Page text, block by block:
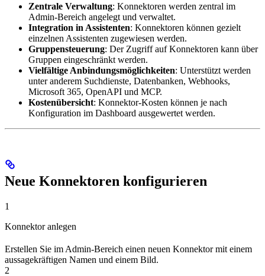
Zentrale Verwaltung: Konnektoren werden zentral im
Admin-Bereich angelegt und verwaltet.
Integration in Assistenten: Konnektoren können gezielt
einzelnen Assistenten zugewiesen werden.
Gruppensteuerung: Der Zugriff auf Konnektoren kann über
Gruppen eingeschränkt werden.
Vielfältige Anbindungsmöglichkeiten: Unterstützt werden
unter anderem Suchdienste, Datenbanken, Webhooks,
Microsoft 365, OpenAPI und MCP.
Kostenübersicht: Konnektor-Kosten können je nach
Konfiguration im Dashboard ausgewertet werden.
Neue Konnektoren konfigurieren
1
Konnektor anlegen
Erstellen Sie im Admin-Bereich einen neuen Konnektor mit einem
aussagekräftigen Namen und einem Bild.
2